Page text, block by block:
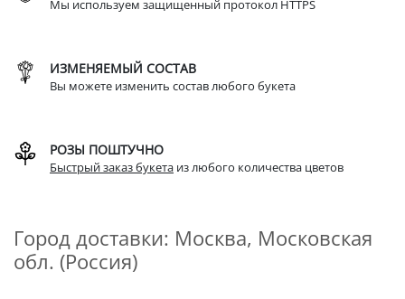
Мы используем защищенный протокол HTTPS
ИЗМЕНЯЕМЫЙ СОСТАВ
Вы можете изменить состав любого букета
РОЗЫ ПОШТУЧНО
Быстрый заказ букета из любого количества цветов
Город доставки: Москва, Московская
обл. (Россия)